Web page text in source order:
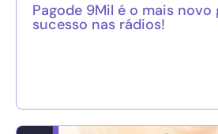
Pagode 9Mil é o mais novo
sucesso nas rádios!